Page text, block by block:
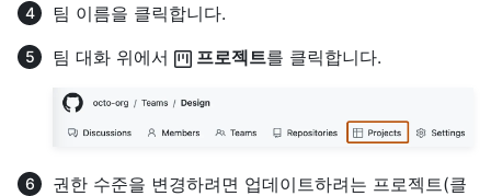
팀 이름을 클릭합니다.
팀 대화 위에서
프로젝트를 클릭합니다.
권한 수준을 변경하려면 업데이트하려는 프로젝트(클